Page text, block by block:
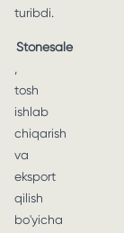
turibdi.
Stonesale
tosh
ishlab
chiqarish
va
eksport
qilish
bo'yicha